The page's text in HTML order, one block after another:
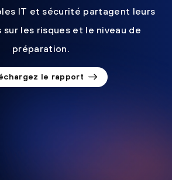
IT et sécurité partagent leurs
les risques et le niveau de
préparation.
le rapport